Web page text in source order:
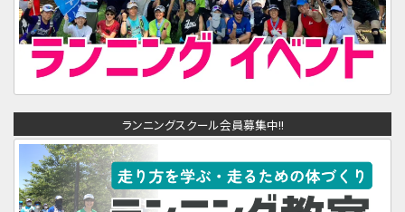
ランニングスクール会員募集中!!